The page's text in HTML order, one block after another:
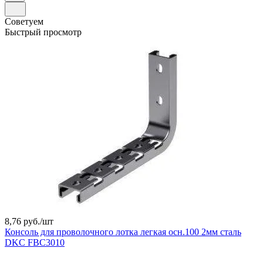
Советуем
Быстрый просмотр
8,76 руб./шт
Консоль для проволочного лотка легкая осн.100 2мм сталь
DKC FBC3010